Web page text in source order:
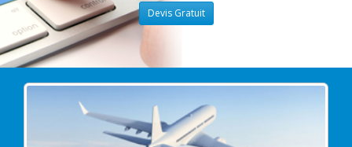
Devis Gratuit